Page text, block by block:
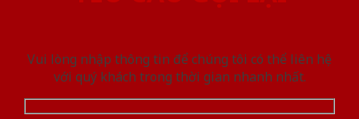
Vui lòng nhập thông tin để chúng tôi có thể liên hệ
với quý khách trong thời gian nhanh nhất.